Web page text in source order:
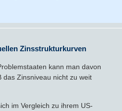
Zinsstrukturkurven
kann man davon
das Zinsniveau nicht zu weit
im Vergleich zu ihrem US-